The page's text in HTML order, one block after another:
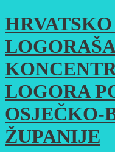
Skoči
do
sadržaja
LOGORA
OSJEČKO-
ŽUPANIJE